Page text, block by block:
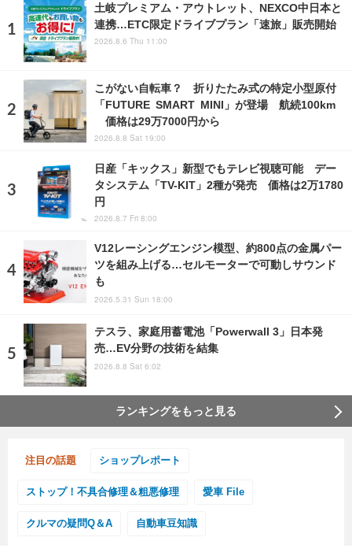
土岐プレミアム・アウトレット、NEXCO中日本と
連携…ETC限定ドライブプラン「速旅」販売開始
2026.8.6 Thu 11:00
こがない自転車？ 折りたたみ式の特定小型原付
「FUTURE SMART MINI」が登場 航続100km
価格は29万7000円から
2026.8.8 Sat 19:00
日産「キックス」新型でもテレビ視聴可能 デー
タシステム「TV-KIT」2種が発売 価格は2万1780
円
2026.8.7 Fri 8:00
V12レーシングエンジン模型、約800点の金属パー
ツを組み上げる…セルモーターで可動しサウンド
も
2026.5.31 Sun 18:00
テスラ、家庭用蓄電池「Powerwall 3」日本発
売…EV分野の技術を結集
2026.8.8 Sat 6:02
ランキングをもっと見る
注目の話題 ショップレポート
ストップ！不具合修理＆粗悪修理 愛車 File
クルマの疑問Q＆A 自動車豆知識